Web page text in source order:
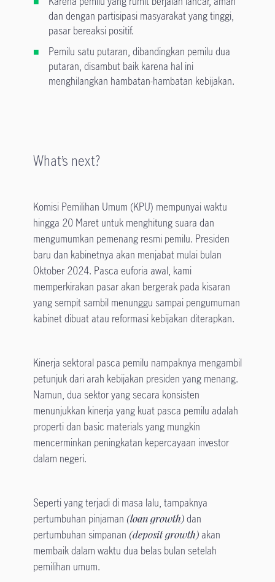
dan dengan partisipasi masyarakat yang tinggi,
pasar bereaksi positif.
Pemilu satu putaran, dibandingkan pemilu dua
putaran, disambut baik karena hal ini
menghilangkan hambatan-hambatan kebijakan.
What’s next?
Komisi Pemilihan Umum (KPU) mempunyai waktu
hingga 20 Maret untuk menghitung suara dan
mengumumkan pemenang resmi pemilu. Presiden
baru dan kabinetnya akan menjabat mulai bulan
Oktober 2024. Pasca euforia awal, kami
memperkirakan pasar akan bergerak pada kisaran
yang sempit sambil menunggu sampai pengumuman
kabinet dibuat atau reformasi kebijakan diterapkan.
Kinerja sektoral pasca pemilu nampaknya mengambil
petunjuk dari arah kebijakan presiden yang menang.
Namun, dua sektor yang secara konsisten
menunjukkan kinerja yang kuat pasca pemilu adalah
properti dan basic materials yang mungkin
mencerminkan peningkatan kepercayaan investor
dalam negeri.
Seperti yang terjadi di masa lalu, tampaknya
pertumbuhan pinjaman (loan growth)dan
pertumbuhan simpanan (deposit growth)akan
membaik dalam waktu dua belas bulan setelah
pemilihan umum.